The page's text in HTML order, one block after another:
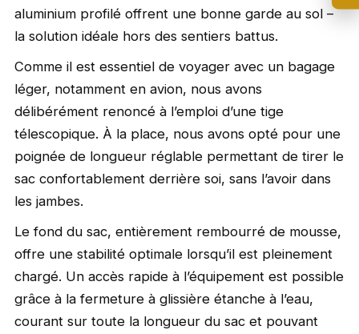
aluminium profilé offrent une bonne garde au sol –
la solution idéale hors des sentiers battus.
Comme il est essentiel de voyager avec un bagage
léger, notamment en avion, nous avons
délibérément renoncé à l’emploi d’une tige
télescopique. À la place, nous avons opté pour une
poignée de longueur réglable permettant de tirer le
sac confortablement derrière soi, sans l’avoir dans
les jambes.
Le fond du sac, entièrement rembourré de mousse,
offre une stabilité optimale lorsqu’il est pleinement
chargé. Un accès rapide à l’équipement est possible
grâce à la fermeture à glissière étanche à l’eau,
courant sur toute la longueur du sac et pouvant